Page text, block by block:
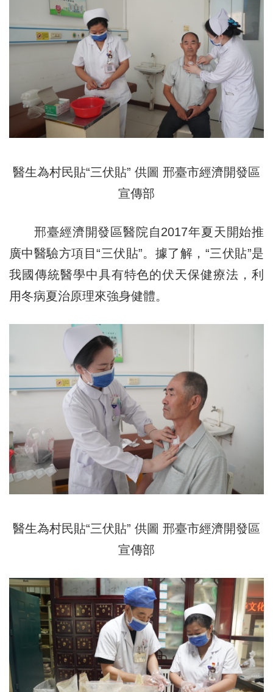
醫生為村民貼“三伏貼” 供圖 邢臺市經濟開發區
宣傳部
邢臺經濟開發區醫院自2017年夏天開始推
廣中醫驗方項目“三伏貼”。據了解，“三伏貼”是
我國傳統醫學中具有特色的伏天保健療法，利
用冬病夏治原理來強身健體。
醫生為村民貼“三伏貼” 供圖 邢臺市經濟開發區
宣傳部